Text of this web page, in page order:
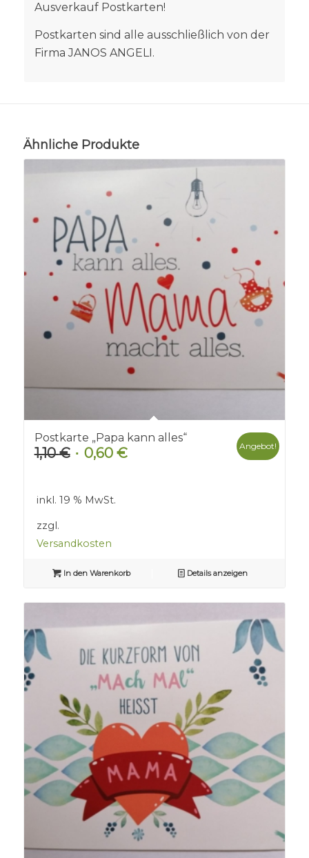
Ausverkauf Postkarten!
Postkarten sind alle ausschließlich von der
Firma JANOS ANGELI.
Ähnliche Produkte
Postkarte „Papa kann alles“
1,10€ Ursprünglicher
1,10 €
0,60 €Aktueller
Angebot!
inkl. 19 % MwSt.
zzgl.
Versandkosten
In den Warenkorb Details anzeigen